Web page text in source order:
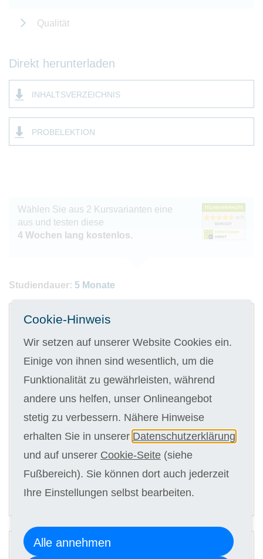
Qualität
Direkt herunterladen
INHALTSVERZEICHNIS
PROBELEKTION
Wählen Sie aus 2 Kursvarianten eine
aus und testen diese
4 Wochen lang kostenlos.
Studiendauer: 5 Monate
Gedruckte Kursunterlagen
Digitale Kursunterlagen
Kursgebühr
5 x 109,00 €
ANMELDEN
2
Cookie-Hinweis
Wir setzen auf unserer Website Cookies ein.
Einige von ihnen sind wesentlich, um die
Funktionalität zu gewährleisten, während
andere uns helfen, unser Onlineangebot
stetig zu verbessern. Nähere Hinweise
erhalten Sie in unserer Datenschutzerklärung
und auf unserer Cookie-Seite (siehe
Fußbereich). Sie können dort auch jederzeit
Ihre Einstellungen selbst bearbeiten.
Alle annehmen